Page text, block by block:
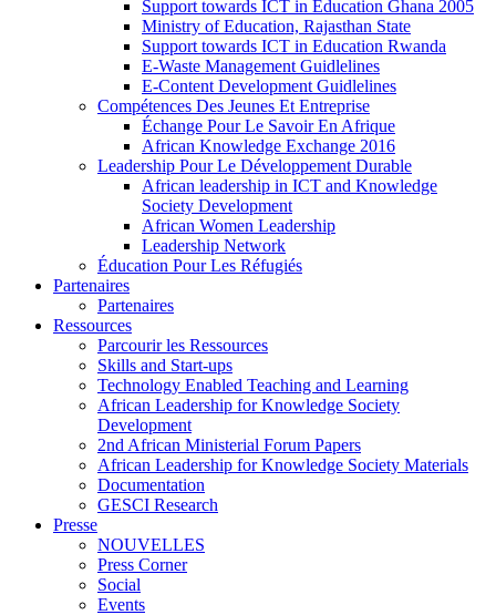
Support towards ICT in Education Ghana 2005
Ministry of Education, Rajasthan State
Support towards ICT in Education Rwanda
E-Waste Management Guidlelines
E-Content Development Guidlelines
Compétences Des Jeunes Et Entreprise
Échange Pour Le Savoir En Afrique
African Knowledge Exchange 2016
Leadership Pour Le Développement Durable
African leadership in ICT and Knowledge
Society Development
African Women Leadership
Leadership Network
Éducation Pour Les Réfugiés
Partenaires
Partenaires
Ressources
Parcourir les Ressources
Skills and Start-ups
Technology Enabled Teaching and Learning
African Leadership for Knowledge Society
Development
2nd African Ministerial Forum Papers
African Leadership for Knowledge Society Materials
Documentation
GESCI Research
Presse
NOUVELLES
Press Corner
Social
Events